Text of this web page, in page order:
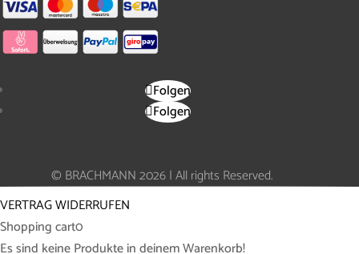
Folgen
Folgen
© BRACHMANN 2026 | All rights Reserved.
VERTRAG WIDERRUFEN
Shopping cart0
Es sind keine Produkte in deinem Warenkorb!